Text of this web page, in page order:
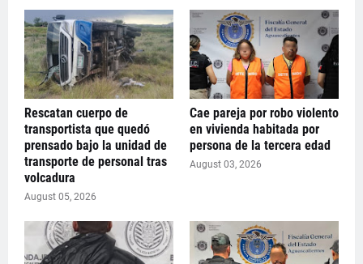
Rescatan cuerpo de
transportista que quedó
prensado bajo la unidad de
transporte de personal tras
volcadura
August 05, 2026
Cae pareja por robo violento
en vivienda habitada por
persona de la tercera edad
August 03, 2026